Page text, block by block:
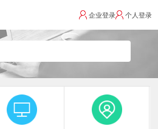
个人登录
企业登录